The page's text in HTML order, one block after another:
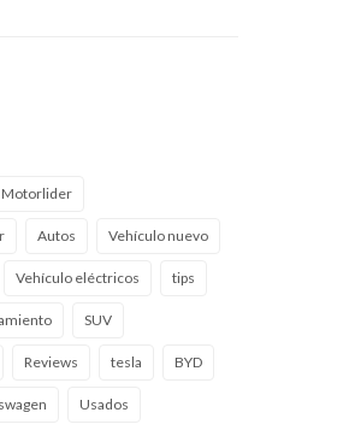
Motorlider
Autos Vehículo nuevo
Vehículo eléctricos tips
SUV
Reviews tesla BYD
Usados